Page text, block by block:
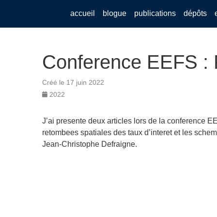
accueil blogue publications dépôts
Conference EEFS :
Créé le 17 juin 2022
2022
J’ai presente deux articles lors de la conference
retombees spatiales des taux d’interet et les
Jean-Christophe Defraigne.